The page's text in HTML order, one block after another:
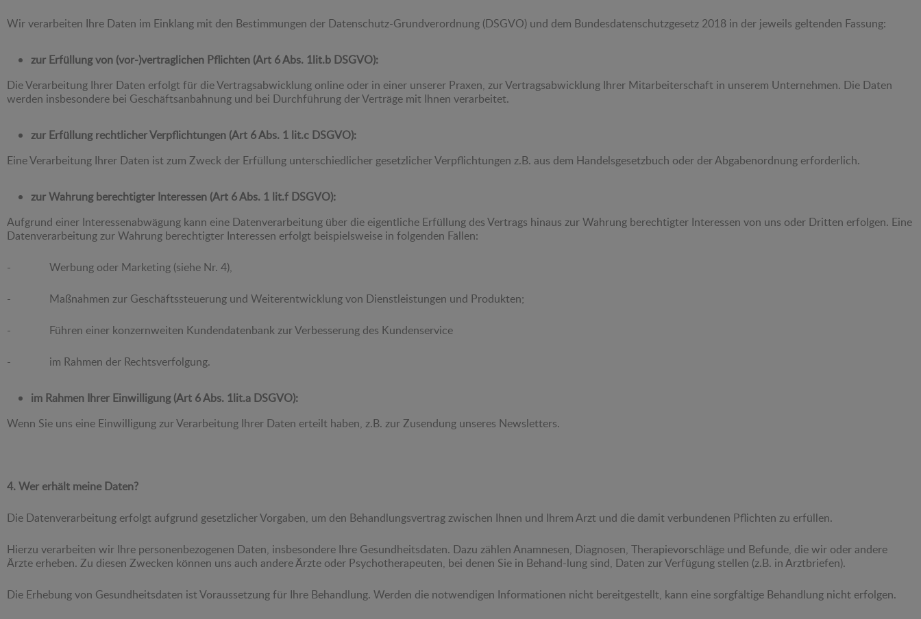
Wir verarbeiten Ihre Daten im Einklang mit den Bestimmungen der Datenschutz-Grundverordnung (DSGVO) und dem Bundesdatenschutzgesetz 2018 in der jeweils geltenden Fassung:
zur Erfüllung von (vor-)vertraglichen Pflichten (Art 6 Abs. 1lit.b DSGVO):
Die Verarbeitung Ihrer Daten erfolgt für die Vertragsabwicklung online oder in einer unserer Praxen, zur Vertragsabwicklung Ihrer Mitarbeiterschaft in unserem Unternehmen. Die Daten
werden insbesondere bei Geschäftsanbahnung und bei Durchführung der Verträge mit Ihnen verarbeitet.
zur Erfüllung rechtlicher Verpflichtungen (Art 6 Abs. 1 lit.c DSGVO):
Eine Verarbeitung Ihrer Daten ist zum Zweck der Erfüllung unterschiedlicher gesetzlicher Verpflichtungen z.B. aus dem Handelsgesetzbuch oder der Abgabenordnung erforderlich.
zur Wahrung berechtigter Interessen (Art 6 Abs. 1 lit.f DSGVO):
Aufgrund einer Interessenabwägung kann eine Datenverarbeitung über die eigentliche Erfüllung des Vertrags hinaus zur Wahrung berechtigter Interessen von uns oder Dritten erfolgen. Eine
Datenverarbeitung zur Wahrung berechtigter Interessen erfolgt beispielsweise in folgenden Fällen:
- Werbung oder Marketing (siehe Nr. 4),
- Maßnahmen zur Geschäftssteuerung und Weiterentwicklung von Dienstleistungen und Produkten;
- Führen einer konzernweiten Kundendatenbank zur Verbesserung des Kundenservice
- im Rahmen der Rechtsverfolgung.
im Rahmen Ihrer Einwilligung (Art 6 Abs. 1lit.a DSGVO):
Wenn Sie uns eine Einwilligung zur Verarbeitung Ihrer Daten erteilt haben, z.B. zur Zusendung unseres Newsletters.
4. Wer erhält meine Daten?
Die Datenverarbeitung erfolgt aufgrund gesetzlicher Vorgaben, um den Behandlungsvertrag zwischen Ihnen und Ihrem Arzt und die damit verbundenen Pflichten zu erfüllen.
Hierzu verarbeiten wir Ihre personenbezogenen Daten, insbesondere Ihre Gesundheitsdaten. Dazu zählen Anamnesen, Diagnosen, Therapievorschläge und Befunde, die wir oder andere
Ärzte erheben. Zu diesen Zwecken können uns auch andere Ärzte oder Psychotherapeuten, bei denen Sie in Behand-lung sind, Daten zur Verfügung stellen (z.B. in Arztbriefen).
Die Erhebung von Gesundheitsdaten ist Voraussetzung für Ihre Behandlung. Werden die notwendigen Informationen nicht bereitgestellt, kann eine sorgfältige Behandlung nicht erfolgen.